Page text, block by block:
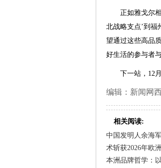
正如雅戈尔
北战略支点’到福
望通过这些高品
好生活的参与者
下一站，12
编辑：新闻网
相关阅读:
中国发明人余海
术斩获2026年欧
本洲品牌哲学：